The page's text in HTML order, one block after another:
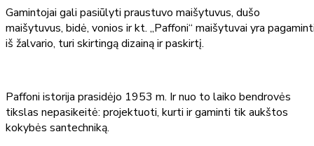
Gamintojai gali pasiūlyti praustuvo maišytuvus, dušo
maišytuvus, bidė, vonios ir kt. „Paffoni“ maišytuvai yra
iš žalvario, turi skirtingą dizainą ir paskirtį.
Paffoni istorija prasidėjo 1953 m. Ir nuo to laiko bendrovės
tikslas nepasikeitė: projektuoti, kurti ir gaminti tik aukštos
kokybės santechniką.